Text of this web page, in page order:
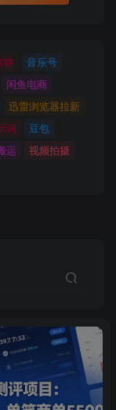
格
音乐号
闲鱼电商
迅雷浏览器拉新
词
豆包
运
视频拍摄